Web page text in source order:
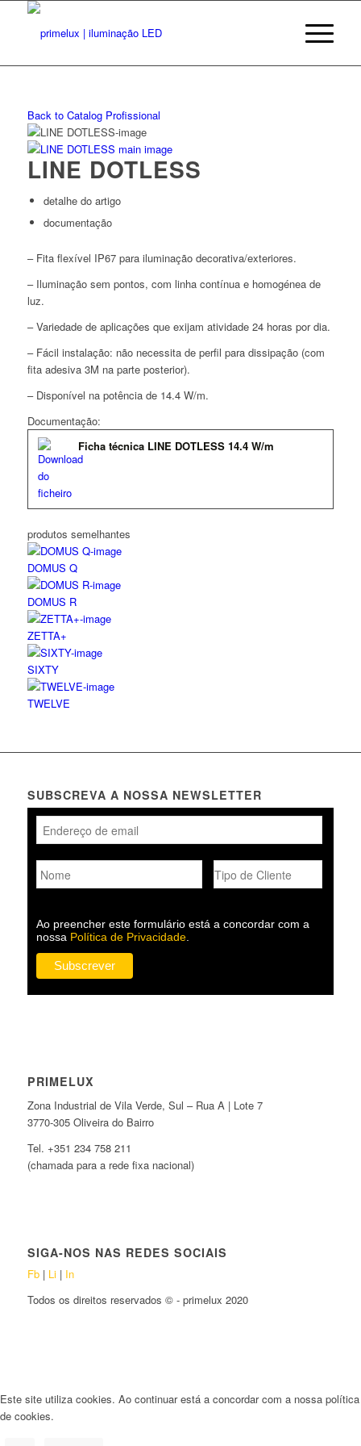
Back to Catalog Profissional
LINE DOTLESS
detalhe do artigo
documentação
– Fita flexível IP67 para iluminação decorativa/exteriores.
– Iluminação sem pontos, com linha contínua e homogénea de
luz.
– Variedade de aplicações que exijam atividade 24 horas por dia.
– Fácil instalação: não necessita de perfil para dissipação (com
fita adesiva 3M na parte posterior).
– Disponível na potência de 14.4 W/m.
Documentação:
Ficha técnica LINE DOTLESS 14.4 W/m
produtos semelhantes
DOMUS Q
DOMUS R
ZETTA+
SIXTY
TWELVE
SUBSCREVA A NOSSA NEWSLETTER
Ao preencher este formulário está a concordar com a
nossa Política de Privacidade.
PRIMELUX
Zona Industrial de Vila Verde, Sul – Rua A | Lote 7
3770-305 Oliveira do Bairro
Tel. +351 234 758 211
(chamada para a rede fixa nacional)
SIGA-NOS NAS REDES SOCIAIS
Fb| Li| In
Todos os direitos reservados © - primelux 2020
Este site utiliza cookies. Ao continuar está a concordar com a nossa política
de cookies.